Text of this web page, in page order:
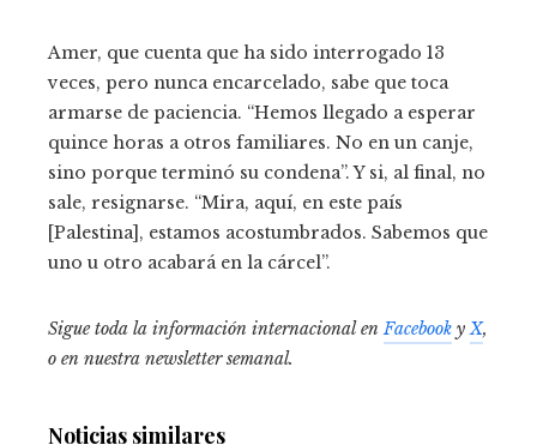
Amer, que cuenta que ha sido interrogado 13
veces, pero nunca encarcelado, sabe que toca
armarse de paciencia. “Hemos llegado a esperar
quince horas a otros familiares. No en un canje,
sino porque terminó su condena”. Y si, al final, no
sale, resignarse. “Mira, aquí, en este país
[Palestina], estamos acostumbrados. Sabemos que
uno u otro acabará en la cárcel”.
Sigue toda la información internacional enFacebook yX,
o en nuestra newsletter semanal.
Noticias similares